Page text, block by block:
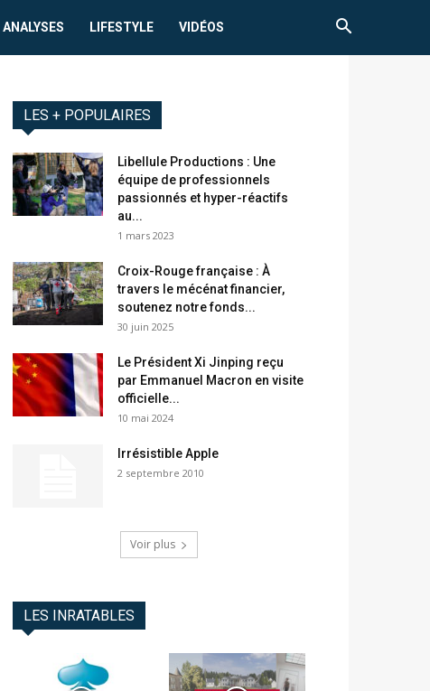
ANALYSES LIFESTYLE VIDÉOS
LES + POPULAIRES
Libellule Productions : Une
équipe de professionnels
passionnés et hyper-réactifs
au...
1 mars 2023
Croix-Rouge française : À
travers le mécénat financier,
soutenez notre fonds...
30 juin 2025
Le Président Xi Jinping reçu
par Emmanuel Macron en visite
officielle...
10 mai 2024
Irrésistible Apple
2 septembre 2010
Voir plus
LES INRATABLES